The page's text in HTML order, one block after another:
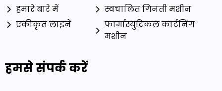
हमारे बारे में
एकीकृत लाइनें
स्वचालित गिनती मशीन
फार्मास्युटिकल कार्टनिंग
मशीन
हमसे संपर्क करें